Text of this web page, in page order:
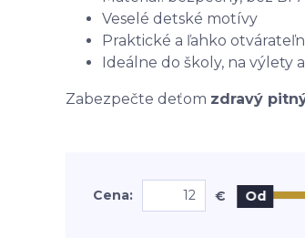
Veselé detské motívy
Praktické a ľahko
Ideálne do školy, na výlety
Zabezpečte deťom zdravý
Cena: € Od